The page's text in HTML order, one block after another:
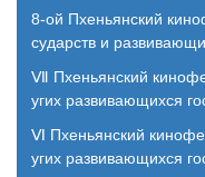
8-ой Пхеньянский
сударств и
Ⅶ Пхеньянский
угих развивающихся
Ⅵ Пхеньянский
угих развивающихся